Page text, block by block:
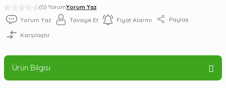
(0) YorumYorum Yaz
Yorum Yaz Tavsiye Et Fiyat Alarmı Paylaş
Karşılaştır
Ürün Bilgisi